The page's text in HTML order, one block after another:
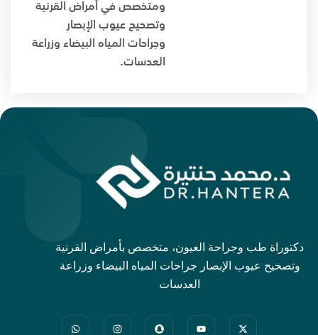
ومتخصص في أمراض القرنية
وتصحيح عيوب الإبصار
وجراحات المياه البيضاء وزراعة
العدسات.
دكتوراة طب وجراحة العيون، متخصص بأمراض القرنية
وتصحيح عيوب الإبصار جراحات المياه البيضاء وزراعة
العدسات